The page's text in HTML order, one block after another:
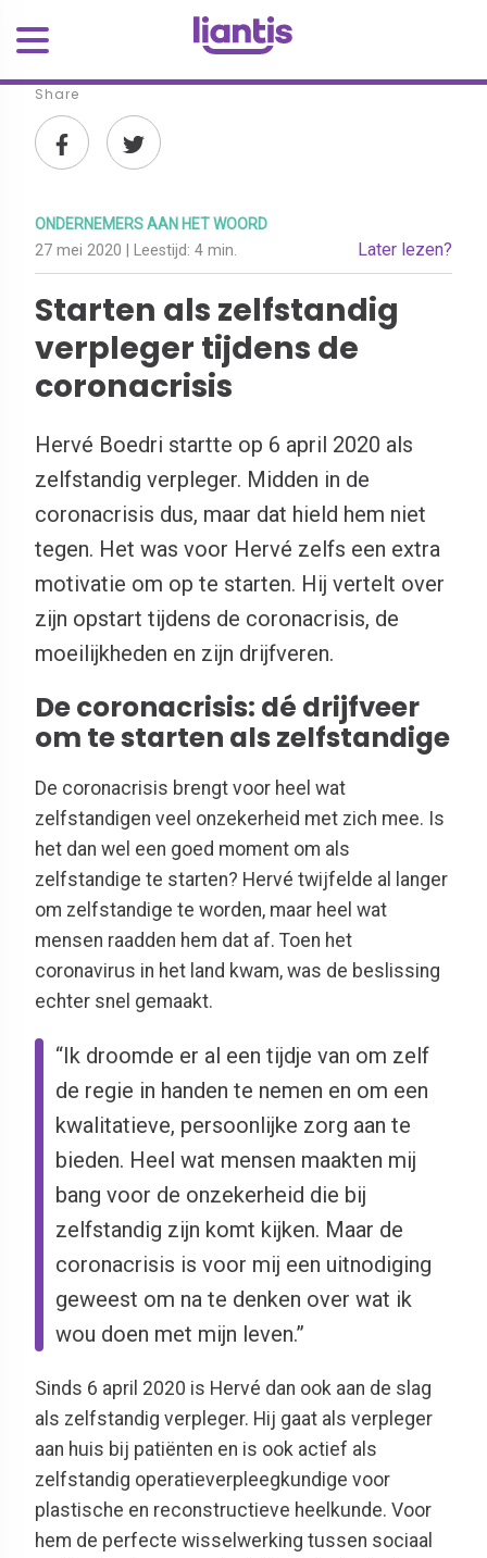
Share
ONDERNEMERS AAN HET WOORD
27 mei 2020 | Leestijd: 4 min. Later lezen?
Starten als zelfstandig
verpleger tijdens de
coronacrisis
Hervé Boedri startte op 6 april 2020 als
zelfstandig verpleger. Midden in de
coronacrisis dus, maar dat hield hem niet
tegen. Het was voor Hervé zelfs een extra
motivatie om op te starten. Hij vertelt over
zijn opstart tijdens de coronacrisis, de
moeilijkheden en zijn drijfveren.
De coronacrisis: dé drijfveer
om te starten als zelfstandige
De coronacrisis brengt voor heel wat
zelfstandigen veel onzekerheid met zich mee. Is
het dan wel een goed moment om als
zelfstandige te starten? Hervé twijfelde al langer
om zelfstandige te worden, maar heel wat
mensen raadden hem dat af. Toen het
coronavirus in het land kwam, was de beslissing
echter snel gemaakt.
“Ik droomde er al een tijdje van om zelf
de regie in handen te nemen en om een
kwalitatieve, persoonlijke zorg aan te
bieden. Heel wat mensen maakten mij
bang voor de onzekerheid die bij
zelfstandig zijn komt kijken. Maar de
coronacrisis is voor mij een uitnodiging
geweest om na te denken over wat ik
wou doen met mijn leven.”
Sinds 6 april 2020 is Hervé dan ook aan de slag
als zelfstandig verpleger. Hij gaat als verpleger
aan huis bij patiënten en is ook actief als
zelfstandig operatieverpleegkundige voor
plastische en reconstructieve heelkunde. Voor
hem de perfecte wisselwerking tussen sociaal